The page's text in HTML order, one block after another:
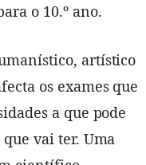
o 10.º ano.
artístico
os exames que
a que pode
vai ter. Uma